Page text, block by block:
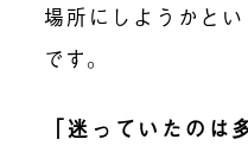
場所にしようかと
です。
「迷っていたのは